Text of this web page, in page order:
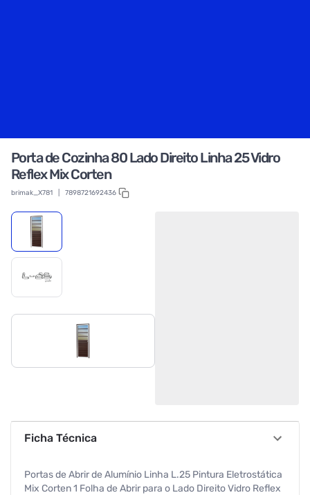
Porta de Cozinha 80 Lado Direito Linha 25 Vidro
Reflex Mix Corten
brimak_X781 7898721692436
Ficha Técnica
Portas de Abrir de Alumínio Linha L.25 Pintura Eletrostática
Mix Corten 1 Folha de Abrir para o Lado Direito Vidro Reflex